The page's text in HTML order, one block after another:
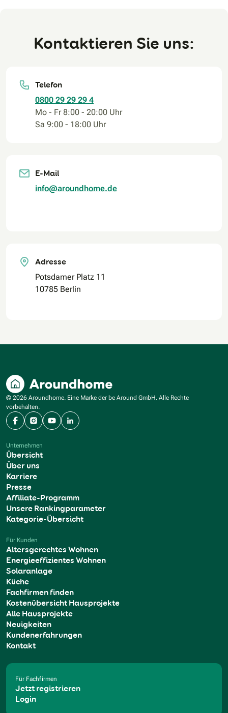
Kontaktieren Sie uns:
Telefon
0800 29 29 29 4
Mo - Fr 8:00 - 20:00 Uhr
Sa 9:00 - 18:00 Uhr
E-Mail
info@aroundhome.de
Adresse
Potsdamer Platz 11
10785 Berlin
© 2026 Aroundhome. Eine Marke der be Around GmbH. Alle Rechte
vorbehalten.
FacebookInstagram
YouTubeLinkedIn
Unternehmen
Übersicht
Über uns
Karriere
Presse
Affiliate-Programm
Unsere Rankingparameter
Kategorie-Übersicht
Für Kunden
Altersgerechtes Wohnen
Energieeffizientes Wohnen
Solaranlage
Küche
Fachfirmen finden
Kostenübersicht Hausprojekte
Alle Hausprojekte
Neuigkeiten
Kundenerfahrungen
Kontakt
Für Fachfirmen
Jetzt registrieren
Login